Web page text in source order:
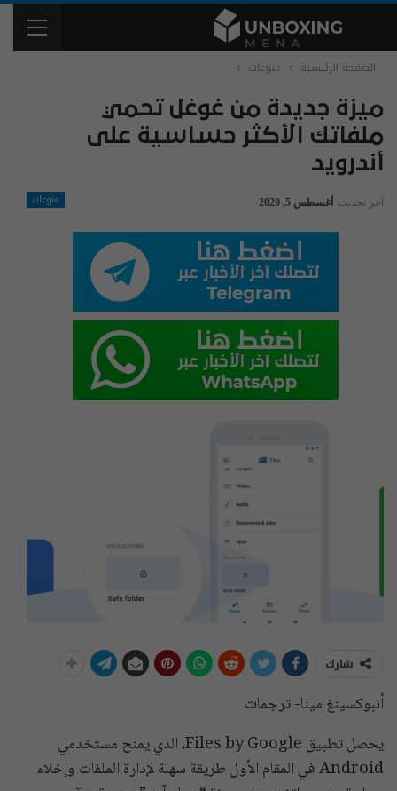
الصفحة الرئيسية منوعات
ميزة جديدة من غوغل تحمي
ملفاتك الأكثر حساسية على
أندرويد
منوعات آخر تحديث أغسطس 5, 2020
شارك
أنبوكسينغ مينا- ترجمات
يحصل تطبيق Files by Google، الذي يمنح مستخدمي
Android في المقام الأول طريقة سهلة لإدارة الملفات وإخلاء